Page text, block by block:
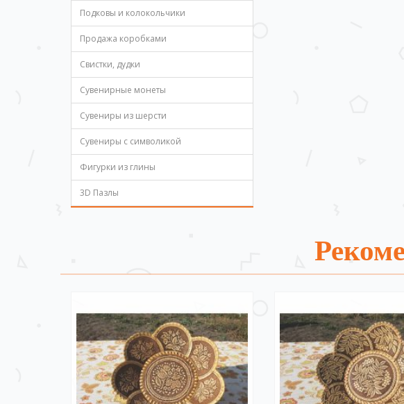
Подковы и колокольчики
Продажа коробками
Свистки, дудки
Сувенирные монеты
Сувениры из шерсти
Сувениры с символикой
Фигурки из глины
3D Пазлы